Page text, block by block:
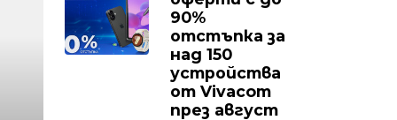
90%
отстъпка за
над 150
устройства
от Vivacom
през август